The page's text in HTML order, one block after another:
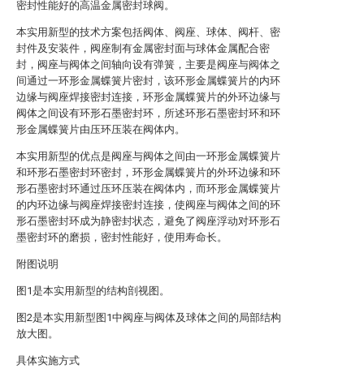
密封性能好的高温金属密封球阀。
本实用新型的技术方案包括阀体、阀座、球体、阀杆、密
封件及安装件，阀座制有金属密封面与球体金属配合密
封，阀座与阀体之间轴向设有弹簧，主要是阀座与阀体之
间通过一环形金属蝶簧片密封，该环形金属蝶簧片的内环
边缘与阀座焊接密封连接，环形金属蝶簧片的外环边缘与
阀体之间设有环形石墨密封环，所述环形石墨密封环和环
形金属蝶簧片由压环压装在阀体内。
本实用新型的优点是阀座与阀体之间由一环形金属蝶簧片
和环形石墨密封环密封，环形金属蝶簧片的外环边缘和环
形石墨密封环通过压环压装在阀体内，而环形金属蝶簧片
的内环边缘与阀座焊接密封连接，使阀座与阀体之间的环
形石墨密封环成为静密封状态，避免了阀座浮动对环形石
墨密封环的磨损，密封性能好，使用寿命长。
附图说明
图1是本实用新型的结构剖视图。
图2是本实用新型图1中阀座与阀体及球体之间的局部结构
放大图。
具体实施方式